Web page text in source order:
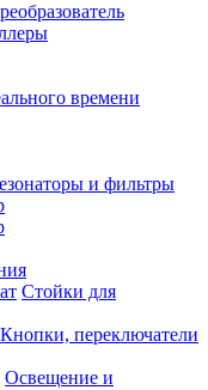
времени
и фильтры
Стойки для
Кнопки, переключатели
Освещение и